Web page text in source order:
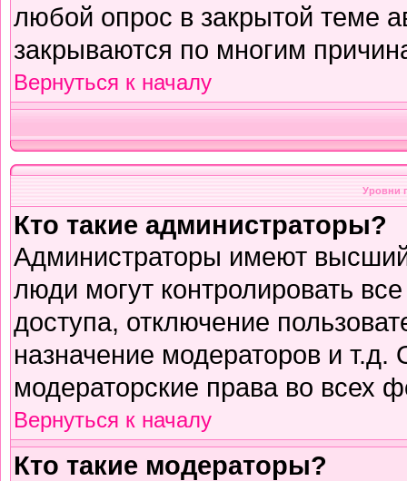
любой опрос в закрытой теме
закрываются по многим
Вернуться к началу
Уровни
Кто такие администраторы?
Администраторы имеют
люди могут контролировать
доступа, отключение
назначение модераторов и
модераторские права во всех
Вернуться к началу
Кто такие модераторы?